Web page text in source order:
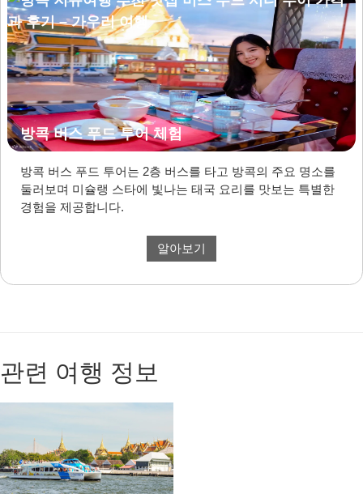
방콕 버스 푸드 투어 체험
방콕 버스 푸드 투어는 2층 버스를 타고 방콕의 주요 명소를
둘러보며 미슐랭 스타에 빛나는 태국 요리를 맛보는 특별한
경험을 제공합니다.
알아보기
관련 여행 정보